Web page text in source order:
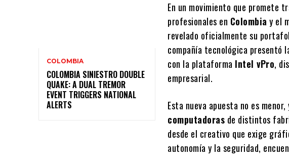
COLOMBIA
COLOMBIA SINIESTRO DOUBLE
QUAKE: A DUAL TREMOR
EVENT TRIGGERS NATIONAL
ALERTS
En un movimiento que promete
profesionales en Colombia y el
revelado oficialmente su
compañía tecnológica presentó
con la plataforma Intel vPro,
empresarial.
Esta nueva apuesta no es
computadoras de distintos
desde el creativo que exige
autonomía y la seguridad,